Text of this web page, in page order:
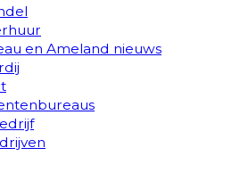
en Ameland nieuws